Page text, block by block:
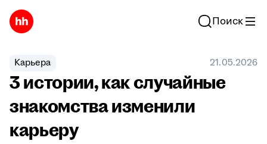
Поиск
Карьера 21.05.2026
3 истории, как случайные
знакомства изменили
карьеру